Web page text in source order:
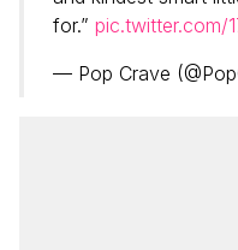
for.” pic.twitter.com/
— Pop Crave